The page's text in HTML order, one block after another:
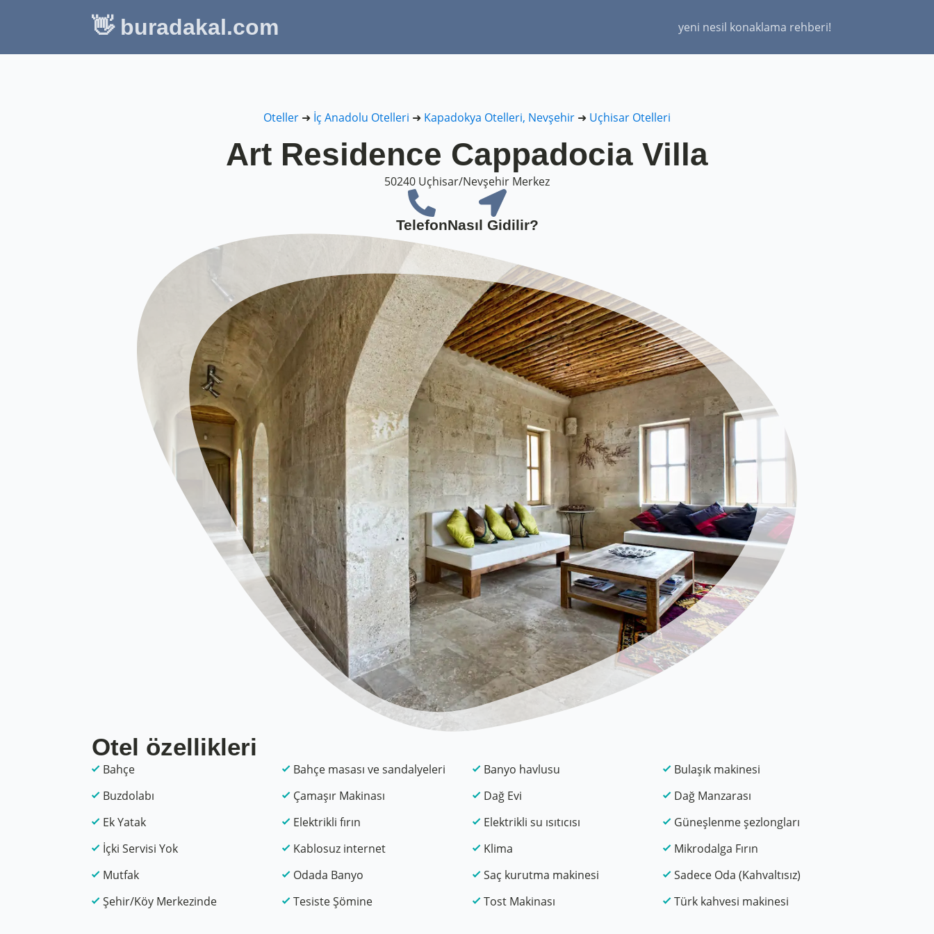
👋 buradakal.com yeni nesil konaklama rehberi!
Oteller ➜ İç Anadolu Otelleri ➜ Kapadokya Otelleri, Nevşehir ➜ Uçhisar Otelleri
Art Residence Cappadocia Villa
50240 Uçhisar/Nevşehir Merkez
TelefonNasıl Gidilir?
Otel özellikleri
Bahçe Bahçe masası ve sandalyeleri Banyo havlusu
Bulaşık makinesi
Buzdolabı
Çamaşır Makinası Dağ Evi
Dağ Manzarası
Ek Yatak
Elektrikli fırın Elektrikli su ısıtıcısı
Güneşlenme şezlongları
İçki Servisi Yok
Kablosuz internet Klima
Mikrodalga Fırın
Mutfak
Odada Banyo Saç kurutma makinesi
Sadece Oda (Kahvaltısız)
Şehir/Köy Merkezinde
Tesiste Şömine Tost Makinası Türk kahvesi makinesi